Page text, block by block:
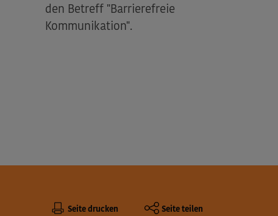
den Betreff "Barrierefreie
Kommunikation".
Diese Seite
Seite drucken Seite teilen